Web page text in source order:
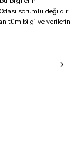
sorumlu değildir.
tüm bilgi ve verilerin